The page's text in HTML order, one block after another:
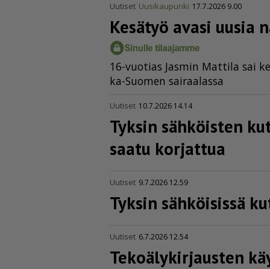
Uutiset Uusikaupunki 17.7.2026 9.00
Kesätyö avasi uusia
16-vuo­ti­as Jas­min Mat­ti­la sai
ka-Suo­men sai­raa­las­sa
Uutiset 10.7.2026 14.14
Tyksin sähköisten
saatu korjattua
Uutiset 9.7.2026 12.59
Tyksin sähköisissä
Uutiset 6.7.2026 12.54
Tekoä­ly­kir­jausten